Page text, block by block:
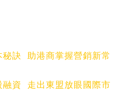
秘訣 助港商掌握營銷新常
融資 走出東盟放眼國際市